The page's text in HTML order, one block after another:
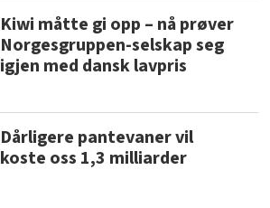
Kiwi måtte gi opp – nå prøver
Norgesgruppen-selskap seg
igjen med dansk lavpris
Dårligere pantevaner vil
koste oss 1,3 milliarder